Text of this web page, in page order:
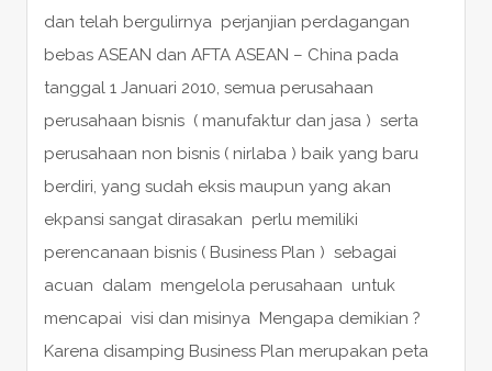
dan telah bergulirnya perjanjian perdagangan
bebas ASEAN dan AFTA ASEAN – China pada
tanggal 1 Januari 2010, semua perusahaan
perusahaan bisnis ( manufaktur dan jasa ) serta
perusahaan non bisnis ( nirlaba ) baik yang baru
berdiri, yang sudah eksis maupun yang akan
ekpansi sangat dirasakan perlu memiliki
perencanaan bisnis ( Business Plan ) sebagai
acuan dalam mengelola perusahaan untuk
mencapai visi dan misinya Mengapa demikian ?
Karena disamping Business Plan merupakan peta